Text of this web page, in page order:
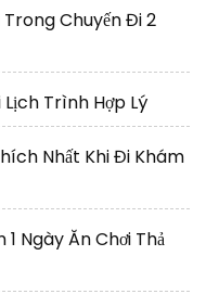
Chuyến Đi 2
Lịch Trình Hợp Lý
Nhất Khi Đi Khám
Ngày Ăn Chơi Thả